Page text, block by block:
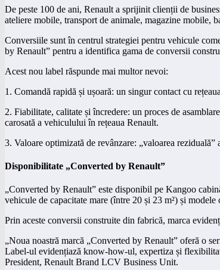
De peste 100 de ani, Renault a sprijinit clienții de
ateliere mobile, transport de animale, magazine mobile,
Conversiile sunt în centrul strategiei pentru vehicule
by Renault” pentru a identifica gama de conversii
Acest nou label răspunde mai multor nevoi:
1. Comandă rapidă și ușoară: un singur contact cu
2. Fiabilitate, calitate și încredere: un proces de
carosată a vehiculului în rețeaua Renault.
3. Valoare optimizată de revânzare: „valoarea
Disponibilitate „Converted by Renault”
„Converted by Renault” este disponibil pe Kangoo
vehicule de capacitate mare (între 20 și 23 m²) și
Prin aceste conversii construite din fabrică, marca
„Noua noastră marcă „Converted by Renault” oferă o
Label-ul evidențiază know-how-ul, expertiza și
President, Renault Brand LCV Business Unit.